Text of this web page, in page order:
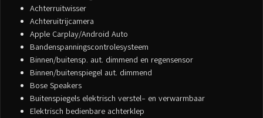
Achterruitwisser
Achteruitrijcamera
Apple Carplay/Android Auto
Bandenspanningscontrolesysteem
Binnen/buitensp. aut. dimmend en regensensor
Binnen/buitenspiegel aut. dimmend
Bose Speakers
Buitenspiegels elektrisch verstel- en verwarmbaar
Elektrisch bedienbare achterklep